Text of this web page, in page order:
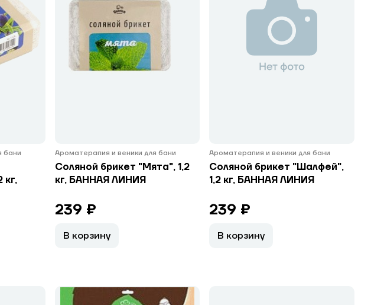
бани
кг,
Ароматерапия и веники для бани
Соляной брикет "Мята", 1,2
кг, БАННАЯ ЛИНИЯ
239 ₽
В корзину
Ароматерапия и веники для бани
Соляной брикет "Шалфей",
1,2 кг, БАННАЯ ЛИНИЯ
239 ₽
В корзину